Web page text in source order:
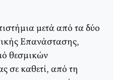
μετά από τα δύο
Επανάστασης,
θεσμικών
σε καθετί, από τη